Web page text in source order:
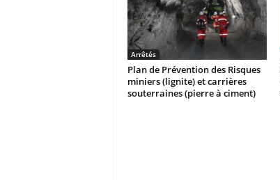
Arrêtés
Plan de Prévention des Risques
miniers (lignite) et carrières
souterraines (pierre à ciment)